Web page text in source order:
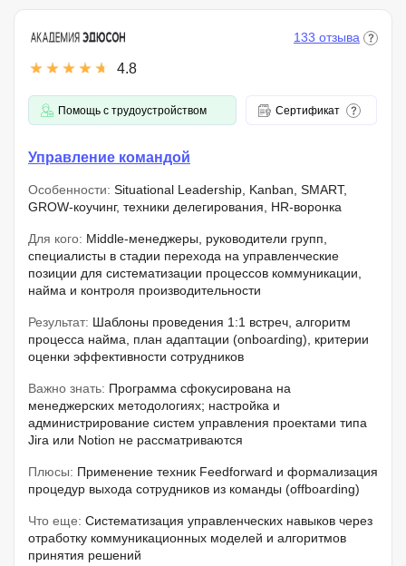
4.8
133 отзыва
Помощь с трудоустройством Сертификат
Управление командой
Особенности: Situational Leadership, Kanban, SMART,
GROW-коучинг, техники делегирования, HR-воронка
Для кого: Middle-менеджеры, руководители групп,
специалисты в стадии перехода на управленческие
позиции для систематизации процессов коммуникации,
найма и контроля производительности
Результат: Шаблоны проведения 1:1 встреч, алгоритм
процесса найма, план адаптации (onboarding), критерии
оценки эффективности сотрудников
Важно знать: Программа сфокусирована на
менеджерских методологиях; настройка и
администрирование систем управления проектами типа
Jira или Notion не рассматриваются
Плюсы: Применение техник Feedforward и формализация
процедур выхода сотрудников из команды (offboarding)
Что еще: Систематизация управленческих навыков через
отработку коммуникационных моделей и алгоритмов
принятия решений